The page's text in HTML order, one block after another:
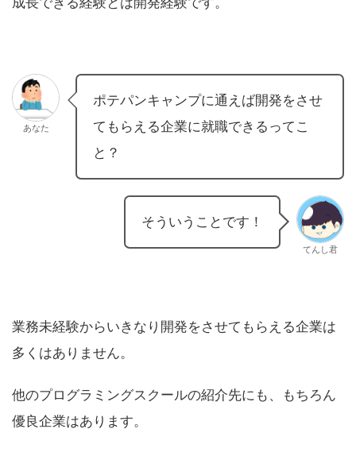
あなた
ポテパンキャンプに通えば開発をさせ
てもらえる企業に就職できるってこ
と？
そういうことです！
てんし君
業務未経験からいきなり開発をさせてもらえる企業は
多くはありません。
他のプログラミングスクールの紹介先にも、もちろん
優良企業はあります。